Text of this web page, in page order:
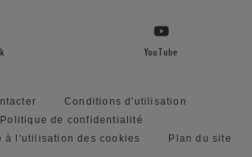
YouTube
Conditions d'utilisation
Politique de confidentialité
à l'utilisation des cookies
Plan du site